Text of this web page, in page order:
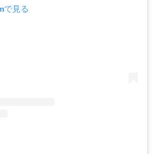
で見る